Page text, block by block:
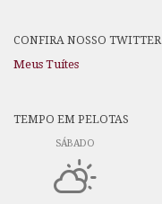
CONFIRA NOSSO TWITTER
Meus Tuítes
TEMPO EM PELOTAS
SÁBADO